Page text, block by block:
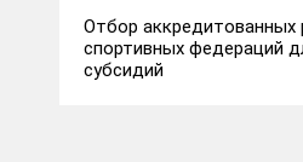
Отбор аккредитованных
спортивных федераций
субсидий